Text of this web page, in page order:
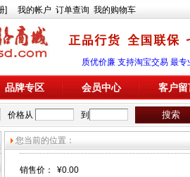
] 我的帐户 订单查询 我的购物车
质优价廉 支持淘宝交易 最
品牌专区 会员中心 客户留
价格从 到
您当前的位置：
销售价： ¥0.00